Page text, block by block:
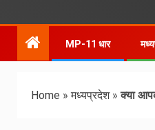
MP-11 धार
Home »मध्यप्रदेश»क्या